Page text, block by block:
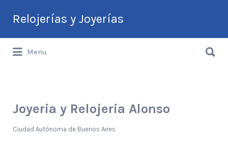
Relojerías y Joyerías
Guía de Relojerías y Joyerías en
por:
Menu
por:
Joyeria y Relojeria Alonso
Ciudad Autónoma de Buenos Aires